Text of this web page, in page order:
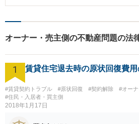
得ました。 その後、強制執行手続きを行い、車
い場合には、無主物先占が認められる例外的事
うほかないため、交渉が上手くいかないなどの
オーナー・売主側の不動産問題の法
1 賃貸住宅退去時の原状回復費
#賃貸契約トラブル #原状回復 #契約解除 #オー
#住民・入居者・買主側
2018年1月17日